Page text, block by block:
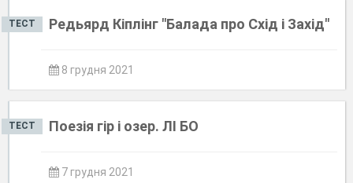
ТЕСТ Редьярд Кіплінг "Балада про Схід і Захід"
8 грудня 2021
ТЕСТ Поезія гір і озер. ЛІ БО
7 грудня 2021